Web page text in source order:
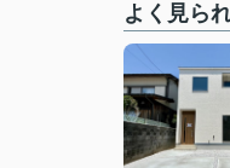
よく見ら